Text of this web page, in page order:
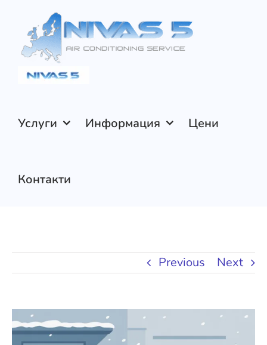
content
Услуги Информация Цени
Контакти
Previous Next